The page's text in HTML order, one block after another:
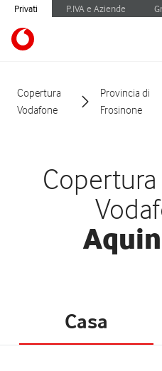
Privati P.IVA e Aziende
Copertura
Vodafone
Provincia di
Frosinone
Copertura
Casa